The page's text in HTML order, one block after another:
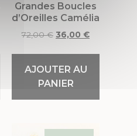
Grandes Boucles
d’Oreilles Camélia
72,00€ 36,00 €
AJOUTER AU
PANIER